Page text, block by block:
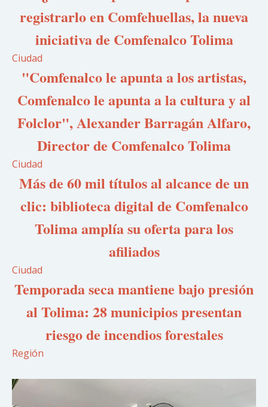
registrarlo en Comfehuellas, la nueva
iniciativa de Comfenalco Tolima
Ciudad
"Comfenalco le apunta a los artistas,
Comfenalco le apunta a la cultura y al
Folclor", Alexander Barragán Alfaro,
Director de Comfenalco Tolima
Ciudad
Más de 60 mil títulos al alcance de un
clic: biblioteca digital de Comfenalco
Tolima amplía su oferta para los
afiliados
Ciudad
Temporada seca mantiene bajo presión
al Tolima: 28 municipios presentan
riesgo de incendios forestales
Región